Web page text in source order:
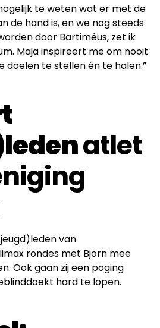
te weten wat er met de
de hand is, en we nog steeds
door Bartiméus, zet ik
Maja inspireert me om nooit
doelen te stellen én te halen.”
atlet
van
rondes met Björn mee
Ook gaan zij een poging
hard te lopen.